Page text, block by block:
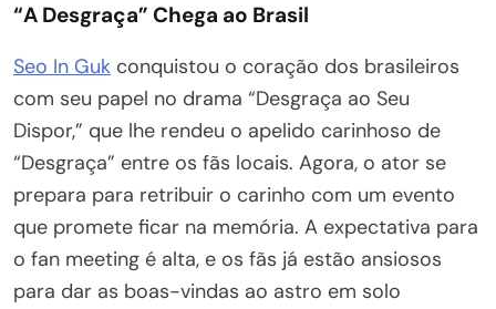
“A Desgraça” Chega ao Brasil
Seo In Guk conquistou o coração dos brasileiros
com seu papel no drama “Desgraça ao Seu
Dispor,” que lhe rendeu o apelido carinhoso de
“Desgraça” entre os fãs locais. Agora, o ator se
prepara para retribuir o carinho com um evento
que promete ficar na memória. A expectativa para
o fan meeting é alta, e os fãs já estão ansiosos
para dar as boas-vindas ao astro em solo